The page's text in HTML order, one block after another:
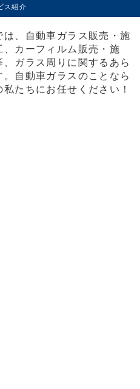
ス紹介
、自動車ガラス販売・施
カーフィルム販売・施
ガラス周りに関するあら
自動車ガラスのことなら
たちにお任せください！